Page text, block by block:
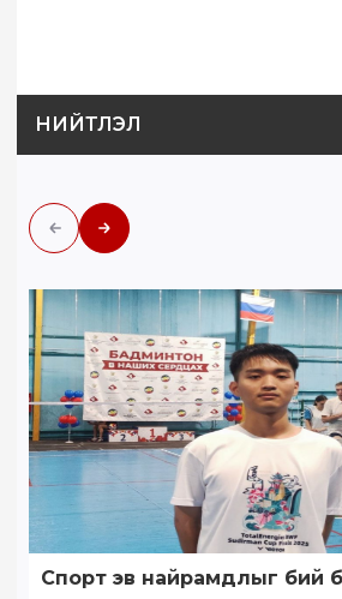
НИЙТЛЭЛ
Спорт эв найрамдлыг бий